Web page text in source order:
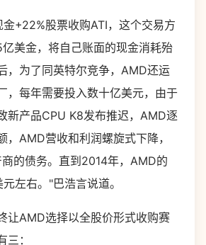
+22%股票收购ATI，这个交易方
美金，将自己账面的现金消耗殆
，为了同英特尔竞争，AMD还运
，每年需要投入数十亿美元，由于
新产品CPU K8发布推迟，AMD逐
，AMD营收和利润螺旋式下降，
的债务。直到2014年，AMD的
左右。"巴浩言说道。
让AMD选择以全股价形式收购赛
：